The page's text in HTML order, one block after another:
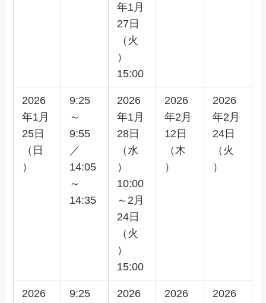
年1月
27日
（火
）
15:00
2026
年1月
25日
（日
）
9:25
～
9:55
／
14:05
～
14:35
2026
年1月
28日
（水
）
10:00
～2月
24日
（火
）
15:00
2026
年2月
12日
（木
）
2026
年2月
24日
（火
）
2026
9:25
2026
2026
2026